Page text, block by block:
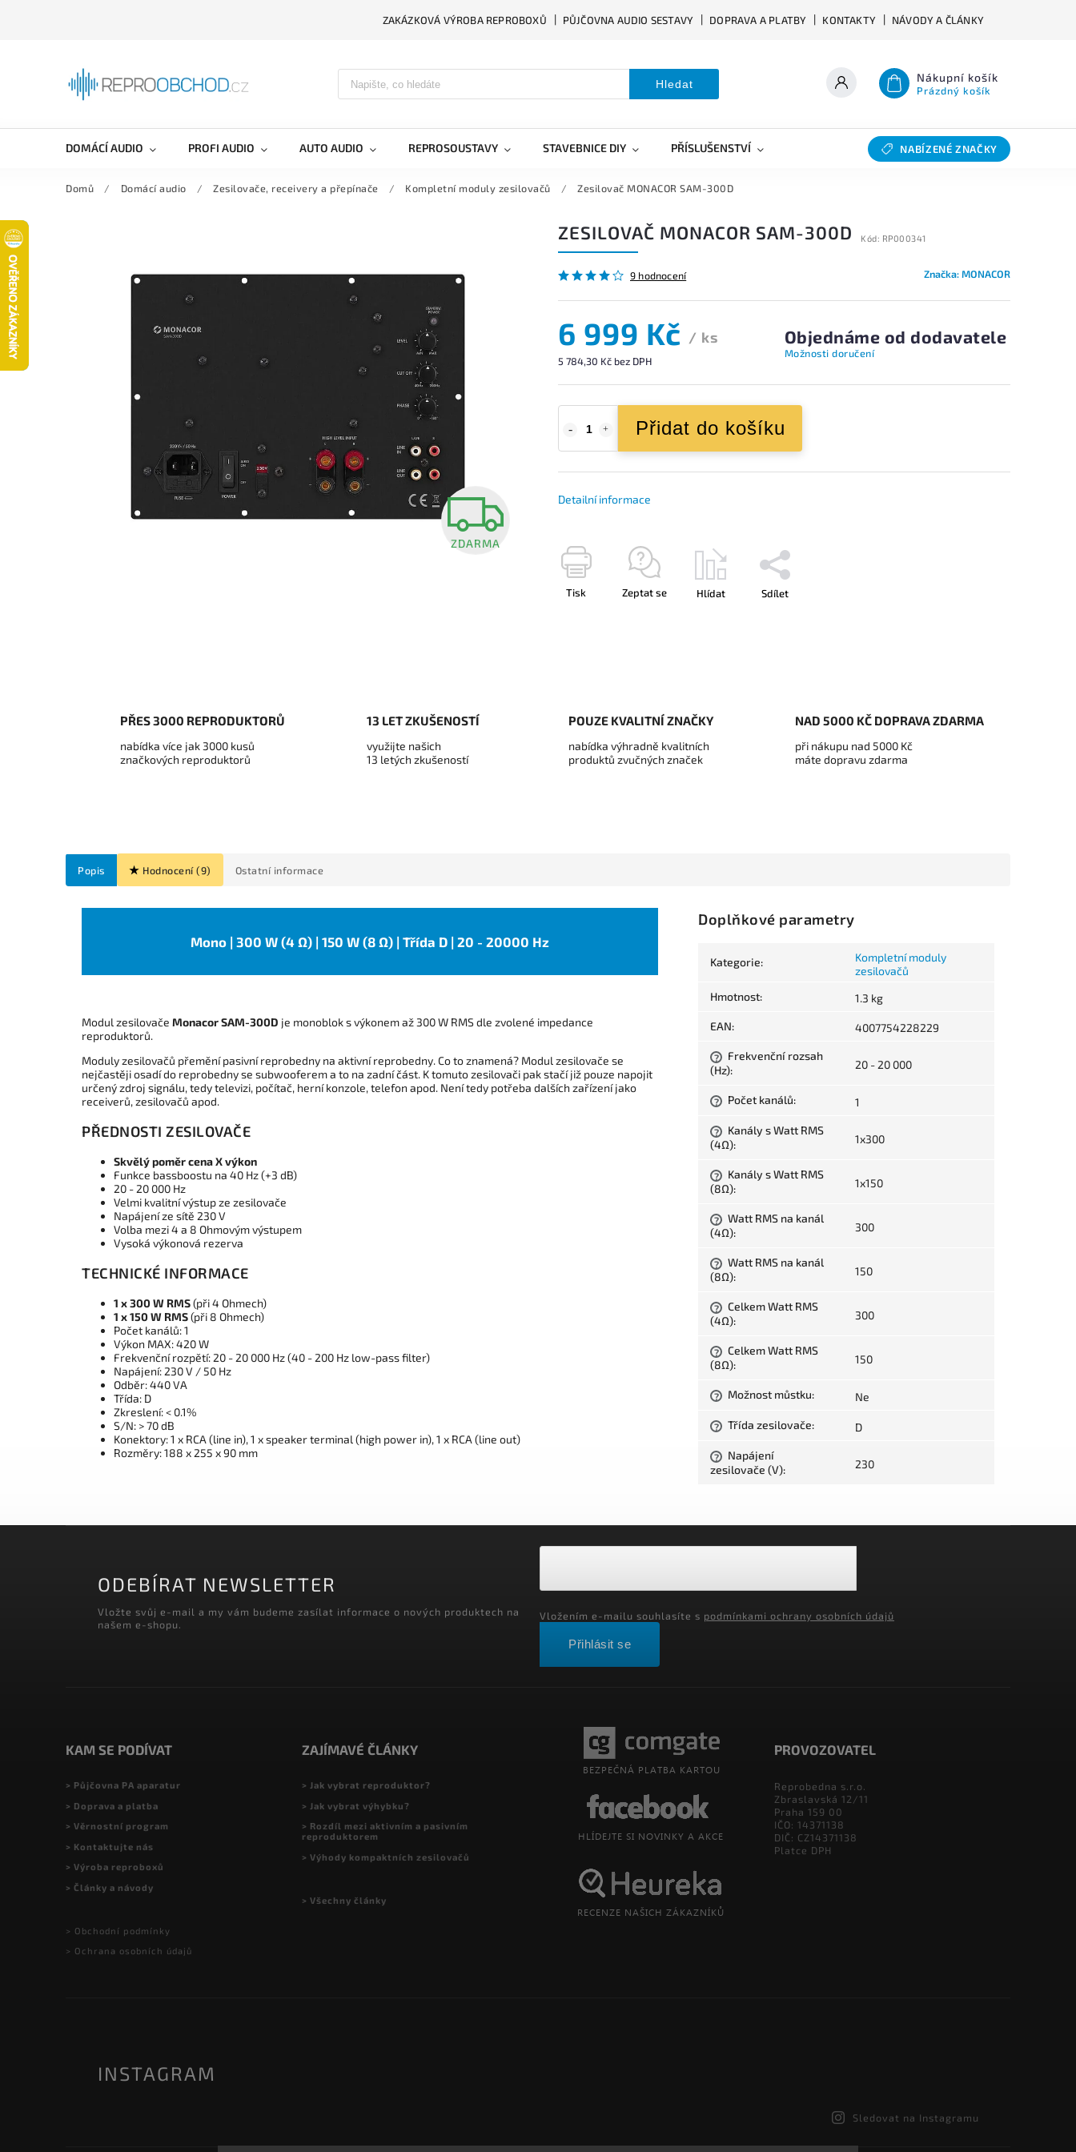
ZAKÁZKOVÁ VÝROBA REPROBOXŮ PŮJČOVNA AUDIO SESTAVY DOPRAVA A PLATBY KONTAKTY NÁVODY A ČLÁNKY
Hledat Nákupní košík
Prázdný košík
DOMÁCÍ AUDIO PROFI AUDIO AUTO AUDIO REPROSOUSTAVY STAVEBNICE DIY PŘÍSLUŠENSTVÍ SLEVY BAZAR
NABÍZENÉ ZNAČKY
Domů / Domácí audio / Zesilovače, receivery a přepínače / Kompletní moduly zesilovačů / Zesilovač MONACOR SAM-300D
ZDARMA
ZESILOVAČ MONACOR SAM-300D Kód: RP000341
9 hodnocení Značka:MONACOR
6 999 Kč / ks
5 784,30 Kč bez DPH
Objednáme od dodavatele
Možnosti doručení
Přidat do košíku
Detailní informace
Tisk Zeptat se Hlídat Sdílet
PŘES 3000 REPRODUKTORŮ
nabídka více jak 3000 kusů
značkových reproduktorů
13 LET ZKUŠENOSTÍ
využijte našich
13 letých zkušeností
POUZE KVALITNÍ ZNAČKY
nabídka výhradně kvalitních
produktů zvučných značek
NAD 5000 KČ DOPRAVA ZDARMA
při nákupu nad 5000 Kč
máte dopravu zdarma
Popis Hodnocení (9) Ostatní informace
Mono | 300 W (4 Ω) | 150 W (8 Ω) | Třída D | 20 - 20000 Hz
Modul zesilovače Monacor SAM-300D je monoblok s výkonem až 300 W RMS dle zvolené impedance
reproduktorů.
Moduly zesilovačů přemění pasivní reprobedny na aktivní reprobedny. Co to znamená? Modul zesilovače se
nejčastěji osadí do reprobedny se subwooferem a to na zadní část. K tomuto zesilovači pak stačí již pouze napojit
určený zdroj signálu, tedy televizi, počítač, herní konzole, telefon apod. Není tedy potřeba dalších zařízení jako
receiverů, zesilovačů apod.
PŘEDNOSTI ZESILOVAČE
Skvělý poměr cena X výkon
Funkce bassboostu na 40 Hz (+3 dB)
20 - 20 000 Hz
Velmi kvalitní výstup ze zesilovače
Napájení ze sítě 230 V
Volba mezi 4 a 8 Ohmovým výstupem
Vysoká výkonová rezerva
TECHNICKÉ INFORMACE
1 x 300 W RMS(při 4 Ohmech)
1 x 150 W RMS(při 8 Ohmech)
Počet kanálů: 1
Výkon MAX: 420 W
Frekvenční rozpětí: 20 - 20 000 Hz (40 - 200 Hz low-pass filter)
Napájení: 230 V / 50 Hz
Odběr: 440 VA
Třída: D
Zkreslení: < 0.1%
S/N: > 70 dB
Konektory: 1 x RCA (line in), 1 x speaker terminal (high power in), 1 x RCA (line out)
Rozměry: 188 x 255 x 90 mm
Doplňkové parametry
Kategorie:
Kompletní moduly
zesilovačů
Hmotnost: 1.3 kg
EAN: 4007754228229
?
Frekvenční rozsah
(Hz): 20 - 20 000
? Počet kanálů: 1
?
Kanály s Watt RMS
(4Ω): 1x300
?
Kanály s Watt RMS
(8Ω): 1x150
?
Watt RMS na kanál
(4Ω): 300
?
Watt RMS na kanál
(8Ω): 150
?
Celkem Watt RMS
(4Ω): 300
?
Celkem Watt RMS
(8Ω): 150
? Možnost můstku: Ne
? Třída zesilovače: D
?
Napájení
zesilovače (V): 230
ODEBÍRAT NEWSLETTER
Vložte svůj e-mail a my vám budeme zasílat informace o nových produktech na
našem e-shopu.
Vložením e-mailu souhlasíte s podmínkami ochrany osobních údajů
Přihlásit se
KAM SE PODÍVAT
> Půjčovna PA aparatur
> Doprava a platba
> Věrnostní program
> Kontaktujte nás
> Výroba reproboxů
> Články a návody
> Obchodní podmínky
> Ochrana osobních údajů
ZAJÍMAVÉ ČLÁNKY
> Jak vybrat reproduktor?
> Jak vybrat výhybku?
> Rozdíl mezi aktivním a pasivním
reproduktorem
> Výhody kompaktních zesilovačů
> Všechny články
PROVOZOVATEL
Reprobedna s.r.o.
Zbraslavská 12/11
Praha 159 00
IČO: 14371138
DIČ: CZ14371138
Platce DPH
INSTAGRAM
Sledovat na Instagramu